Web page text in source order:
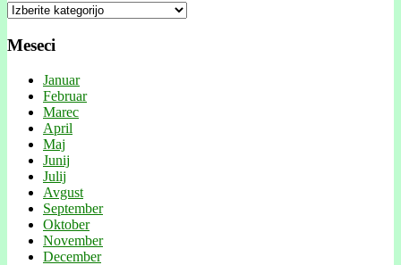
Kategorije
Meseci
Januar
Februar
Marec
April
Maj
Junij
Julij
Avgust
September
Oktober
November
December